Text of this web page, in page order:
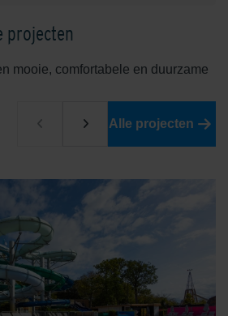
projecten
mooie, comfortabele en duurzame
Alle projecten